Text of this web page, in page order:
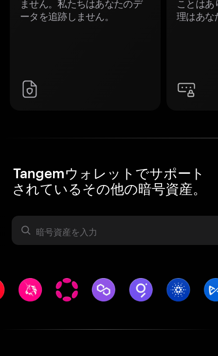
ません。私たちはあなたのデ
ータを追跡しません。
ことはあ
理はあな
Tangemウォレットでサポート
されているその他の暗号資産。
暗号資産